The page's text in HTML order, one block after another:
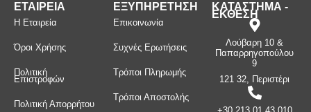
ΕΤΑΙΡΕΙΑ
Η Εταιρεία
Όροι Χρήσης
Πολιτική
Επιστροφών
Πολιτική Απορρήτου
ΕΞΥΠΗΡΕΤΗΣΗ
Επικοινωνία
Συχνές Ερωτήσεις
Τρόποι Πληρωμής
Τρόποι Αποστολής
ΚΑΤΑΣΤΗΜΑ -
ΕΚΘΕΣΗ
Λούβαρη 10 &
Παπαρρηγοπούλου
9
121 32, Περιστέρι